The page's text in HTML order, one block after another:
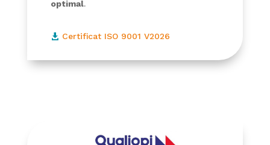
optimal.
 Certificat ISO 9001 V2026